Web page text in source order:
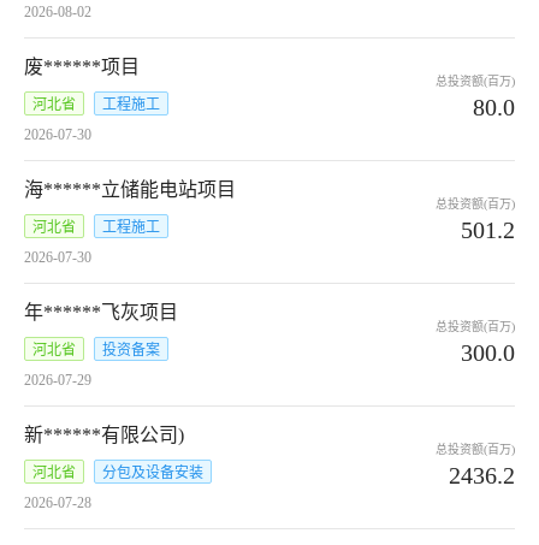
2026-08-02
废******项目
河北省
工程施工
2026-07-30
总投资额(百万)
80.0
海******立储能电站项目
河北省
工程施工
2026-07-30
总投资额(百万)
501.2
年******飞灰项目
河北省
投资备案
2026-07-29
总投资额(百万)
300.0
新******有限公司)
河北省
分包及设备安装
2026-07-28
总投资额(百万)
2436.2